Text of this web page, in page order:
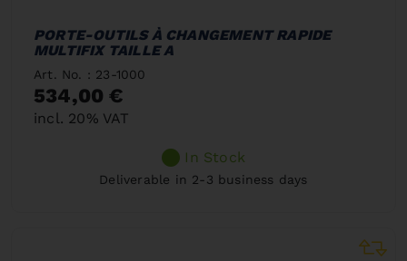
PORTE-OUTILS À CHANGEMENT RAPIDE
MULTIFIX TAILLE A
Art. No. : 23-1000
534,00 €
incl. 20% VAT
In Stock
Deliverable in 2-3 business days